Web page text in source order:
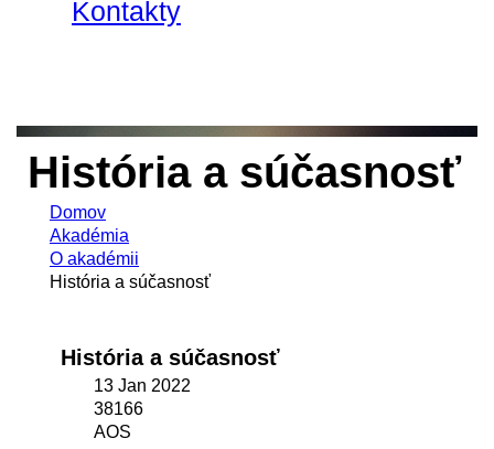
Kontakty
História a súčasnosť
Domov
Akadémia
O akadémii
História a súčasnosť
História a súčasnosť
13 Jan 2022
38166
AOS